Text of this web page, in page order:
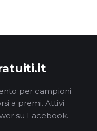
per campioni
a premi. Attivi
su Facebook.